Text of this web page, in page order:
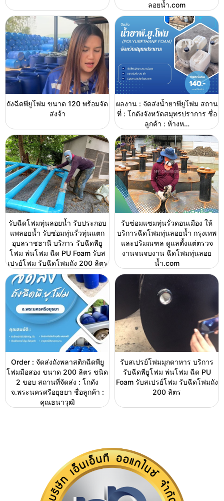
ลอยน้ำ.com
ถังฉีดพียูโฟม ขนาด 120 พร้อมจัด
ส่งจ้า
ผลงาน : จัดส่งน้ำยาพียูโฟม สถาน
ที่ : โกดังจังหวัดสมุทรปราการ ชื่อ
ลูกค้า : ห้างห…
รับฉีดโฟมทุ่นลอยน้ำ รับประกอบ
แพลอยน้ำ รับซ่อมทุ่นรั่วทุ่นแตก
อุบลราชธานี บริการ รับฉีดพียู
โฟม พ่นโฟม ฉีด PU Foam รับส
เปรย์โฟม รับฉีดโฟมถัง 200 ลิตร
รับซ่อมแซมทุ่นรั่วดอนเมือง ให้
บริการฉีดโฟมทุ่นลอยน้ำ กรุงเทพ
และปริมณฑล ดูแลตั้งแต่ตรวจ
งานจนจบงาน ฉีดโฟมทุ่นลอย
น้ำ.com
Order : จัดส่งถังพลาสติกฉีดพียู
โฟมมือสอง ขนาด 200 ลิตร ชนิด
2 ขอบ สถานที่จัดส่ง : โกดัง
จ.พระนครศรีอยุธยา ชื่อลูกค้า :
คุณธนาวุฒิ
รับสเปรย์โฟมมุกดาหาร บริการ
รับฉีดพียูโฟม พ่นโฟม ฉีด PU
Foam รับสเปรย์โฟม รับฉีดโฟมถัง
200 ลิตร